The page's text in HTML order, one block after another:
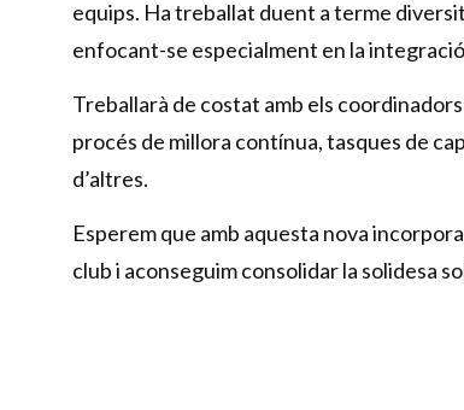
equips. Ha treballat duent a terme
enfocant-se especialment en la
Treballarà de costat amb els
procés de millora contínua, tasques de
d’altres.
Esperem que amb aquesta nova
club i aconseguim consolidar la solidesa